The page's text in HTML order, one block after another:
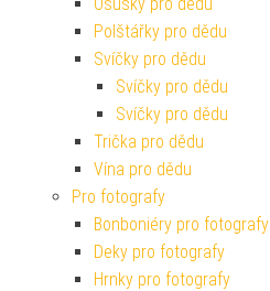
Polštářky pro dědu
Svíčky pro dědu
Svíčky pro dědu
Svíčky pro dědu
Trička pro dědu
Vína pro dědu
Pro fotografy
Bonboniéry pro fotografy
Deky pro fotografy
Hrnky pro fotografy